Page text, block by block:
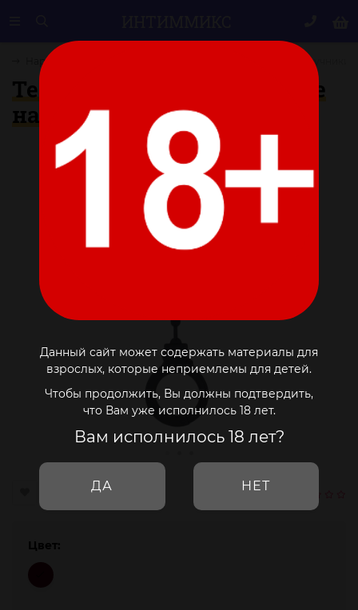
Данный сайт может содержать материалы для
взрослых, которые неприемлемы для детей.
Чтобы продолжить, Вы должны подтвердить,
что Вам уже исполнилось 18 лет.
Вам исполнилось 18 лет?
ДА НЕТ
Наручники, ошейники Темно-серые силиконовые наручники
Темно-серые силиконовые
наручники
Цвет: